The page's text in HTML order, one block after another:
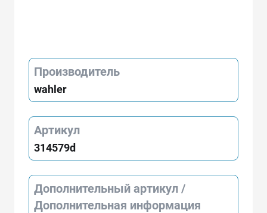
Производитель
wahler
Артикул
314579d
Дополнительный артикул /
Дополнительная информация